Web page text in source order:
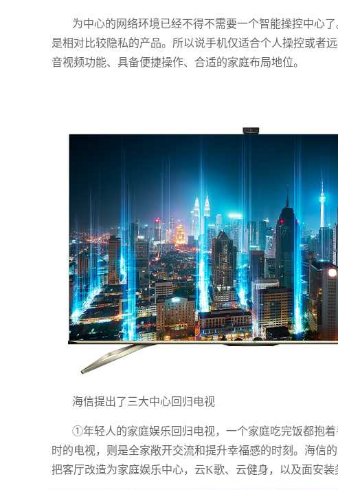
为中心的网络环境已经不得不需要一个智能操控中心
是相对比较隐私的产品。所以说手机仅适合个人操控或者
音视频功能、具备便捷操作、合适的家庭布局地位。
海信提出了三大中心回归电视
①年轻人的家庭娱乐回归电视，一个家庭吃完饭都抱
时的电视，则是全家敞开交流和提升幸福感的时刻。海信
把客厅改造为家庭娱乐中心，云K歌、云健身，以及面安